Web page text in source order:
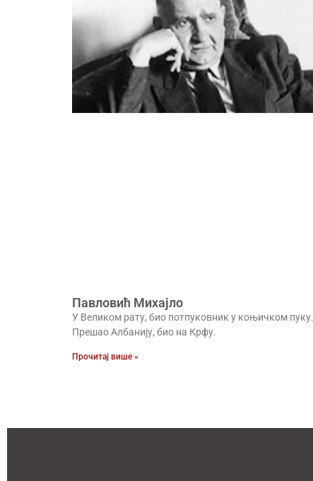
Павловић Михајло
У Великом рату, био потпуковник у коњичком пуку.
Прешао Албанију, био на Крфу.
Прочитај више »